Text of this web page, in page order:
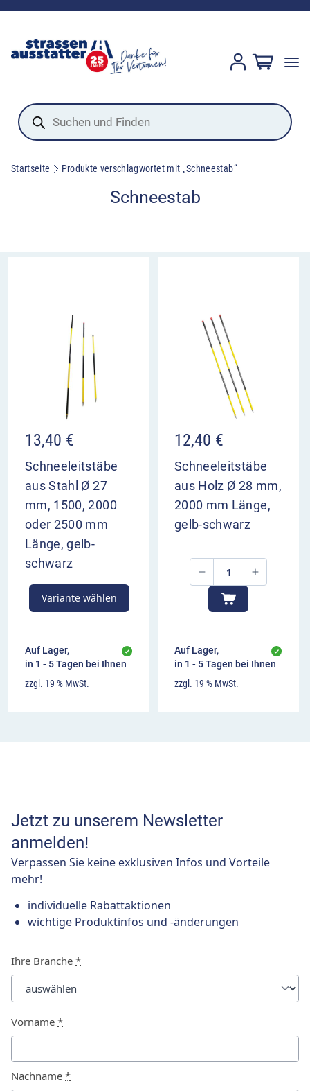
Products
search
Startseite Produkte verschlagwortet mit „Schneestab“
Schneestab
13,40 €
Schneeleitstäbe
aus Stahl Ø 27
mm, 1500, 2000
oder 2500 mm
Länge, gelb-
schwarz
Variante wählen
Auf Lager,
in 1 - 5 Tagen bei Ihnen
zzgl. 19 % MwSt.
12,40 €
Schneeleitstäbe
aus Holz Ø 28 mm,
2000 mm Länge,
gelb-schwarz
Auf Lager,
in 1 - 5 Tagen bei Ihnen
zzgl. 19 % MwSt.
Jetzt zu unserem Newsletter
anmelden!
Verpassen Sie keine exklusiven Infos und Vorteile
mehr!
individuelle Rabattaktionen
wichtige Produktinfos und -änderungen
Ihre Branche *
Vorname *
Nachname *